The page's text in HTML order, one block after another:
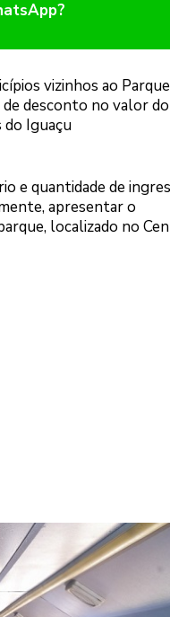
vizinhos ao Parque
desconto no valor do
Iguaçu
e quantidade de
apresentar o
localizado no